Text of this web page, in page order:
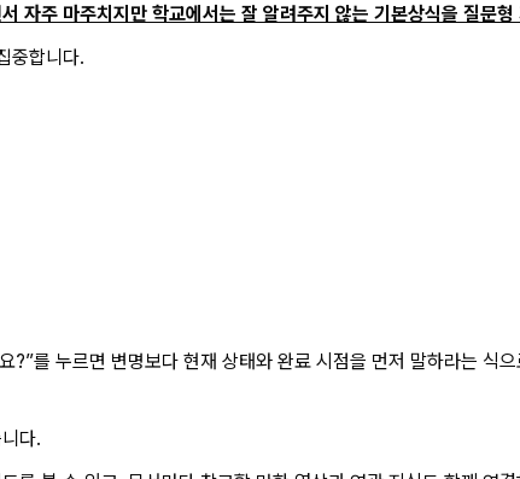
자주 마주치지만 학교에서는 잘 알려주지 않는 기본상식을 질문
중합니다.
?”를 누르면 변명보다 현재 상태와 완료 시점을 먼저 말하라는 식
다.